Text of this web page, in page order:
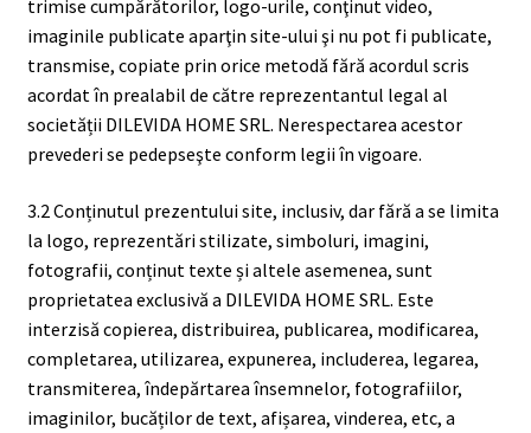
trimise cumpărătorilor, logo-urile, conţinut video,
imaginile publicate aparţin site-ului şi nu pot fi publicate,
transmise, copiate prin orice metodă fără acordul scris
acordat în prealabil de către reprezentantul legal al
societății DILEVIDA HOME SRL. Nerespectarea acestor
prevederi se pedepseşte conform legii în vigoare.
3.2 Conținutul prezentului site, inclusiv, dar fără a se limita
la logo, reprezentări stilizate, simboluri, imagini,
fotografii, conținut texte și altele asemenea, sunt
proprietatea exclusivă a DILEVIDA HOME SRL. Este
interzisă copierea, distribuirea, publicarea, modificarea,
completarea, utilizarea, expunerea, includerea, legarea,
transmiterea, îndepărtarea însemnelor, fotografiilor,
imaginilor, bucăților de text, afișarea, vinderea, etc, a